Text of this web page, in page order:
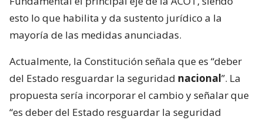
esto lo que habilita y da sustento jurídico a la
mayoría de las medidas anunciadas.
Actualmente, la Constitución señala que es “deber
del Estado resguardar la seguridad nacional”. La
propuesta sería incorporar el cambio y señalar que
“es deber del Estado resguardar la seguridad